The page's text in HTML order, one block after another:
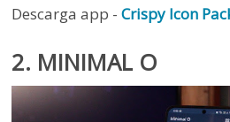
Descarga app -Crispy Icon
2. MINIMAL O